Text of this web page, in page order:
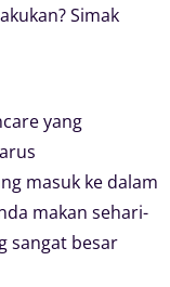
Simak
yang
masuk ke dalam
makan sehari-
sangat besar